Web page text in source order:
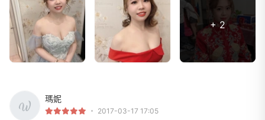
+ 2
瑪妮
2017-03-17 17:05